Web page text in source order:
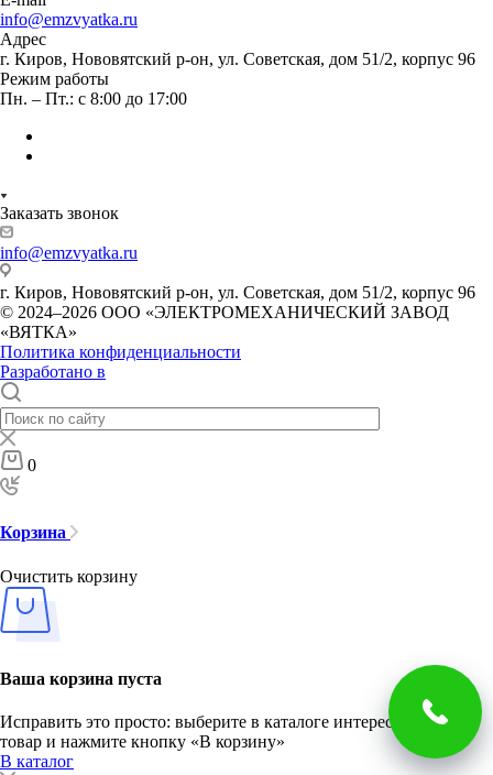
info@emzvyatka.ru
Адрес
г. Киров, Нововятский р-он, ул. Советская, дом 51/2, корпус 96
Режим работы
Пн. – Пт.: с 8:00 до 17:00
Заказать звонок
info@emzvyatka.ru
г. Киров, Нововятский р-он, ул. Советская, дом 51/2, корпус 96
© 2024–2026 ООО «ЭЛЕКТРОМЕХАНИЧЕСКИЙ ЗАВОД
«ВЯТКА»
Политика конфиденциальности
Разработано в
0
Корзина
Очистить корзину
Ваша корзина пуста
Исправить это просто: выберите в каталоге интересующий
товар и нажмите кнопку «В корзину»
В каталог